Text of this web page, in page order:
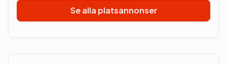
Se alla platsannonser